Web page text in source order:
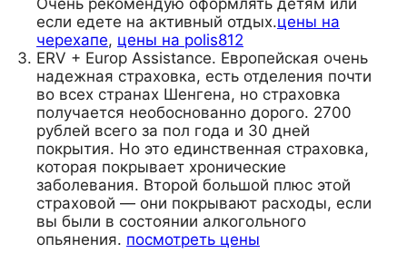
Очень рекомендую оформлять детям или
если едете на активный отдых.цены на
черехапе, цены на polis812
ERV + Europ Assistance. Европейская очень
надежная страховка, есть отделения почти
во всех странах Шенгена, но страховка
получается необоснованно дорого. 2700
рублей всего за пол года и 30 дней
покрытия. Но это единственная страховка,
которая покрывает хронические
заболевания. Второй большой плюс этой
страховой — они покрывают расходы, если
вы были в состоянии алкогольного
опьянения. посмотреть цены